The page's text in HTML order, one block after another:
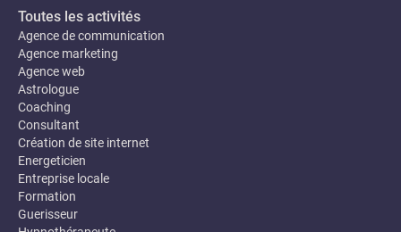
Toutes les activités
Agence de communication
Agence marketing
Agence web
Astrologue
Coaching
Consultant
Création de site internet
Energeticien
Entreprise locale
Formation
Guerisseur